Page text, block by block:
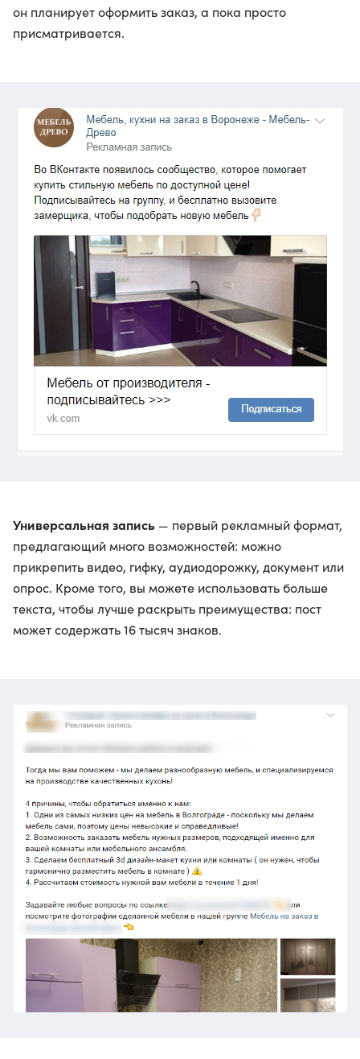
он планирует оформить заказ, а пока просто
присматривается.
Универсальная запись — первый рекламный формат,
предлагающий много возможностей: можно
прикрепить видео, гифку, аудиодорожку, документ или
опрос. Кроме того, вы можете использовать больше
текста, чтобы лучше раскрыть преимущества: пост
может содержать 16 тысяч знаков.